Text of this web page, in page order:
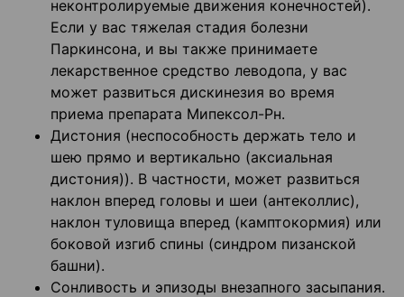
неконтролируемые движения конечностей).
Если у вас тяжелая стадия болезни
Паркинсона, и вы также принимаете
лекарственное средство леводопа, у вас
может развиться дискинезия во время
приема препарата Мипексол-Рн.
Дистония (неспособность держать тело и
шею прямо и вертикально (аксиальная
дистония)). В частности, может развиться
наклон вперед головы и шеи (антеколлис),
наклон туловища вперед (камптокормия) или
боковой изгиб спины (синдром пизанской
башни).
Сонливость и эпизоды внезапного засыпания.